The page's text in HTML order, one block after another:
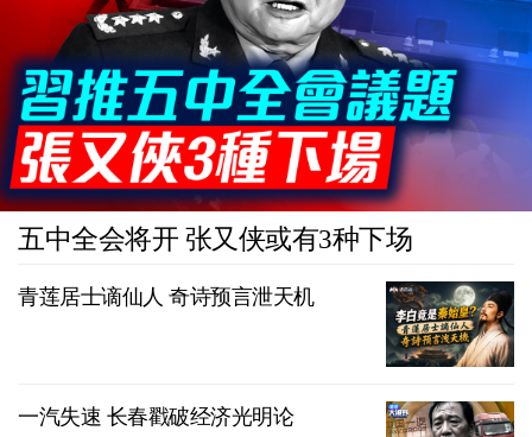
五中全会将开 张又侠或有3种下场
青莲居士谪仙人 奇诗预言泄天机
一汽失速 长春戳破经济光明论